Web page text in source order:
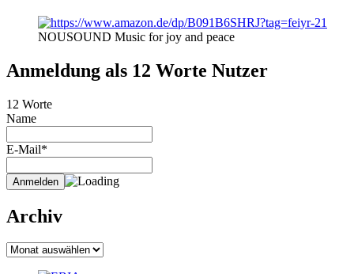
NOUSOUND Music for joy and peace
Anmeldung als 12 Worte Nutzer
12 Worte
Name
E-Mail*
Archiv
Archiv